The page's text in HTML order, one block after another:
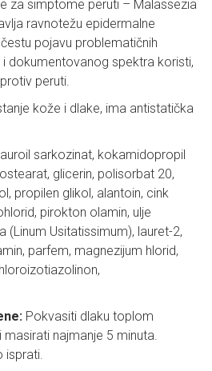
za simptome peruti – Malassezia
ravnotežu epidermalne
pojavu problematičnih
dokumentovanog spektra koristi,
peruti.
kože i dlake, ima antistatička
sarkozinat, kokamidopropil
glicerin, polisorbat 20,
propilen glikol, alantoin, cink
pirokton olamin, ulje
(Linum Usitatissimum), lauret-2,
parfem, magnezijum hlorid,
Pokvasiti dlaku toplom
najmanje 5 minuta.
isprati.